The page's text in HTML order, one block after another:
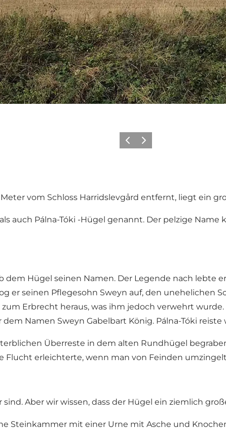
Vorherige Folie
Nächste Folie
vom Schloss Harridslevgård entfernt, liegt ein
auch Pálna-Tóki -Hügel genannt. Der pelzige
Hügel seinen Namen. Der Legende nach lebte
er seinen Pflegesohn Sweyn auf, den unehelichen
Erbrecht heraus, was ihm jedoch verwehrt
Namen Sweyn Gabelbart König. Pálna-Tóki
Überreste in dem alten Rundhügel
Flucht erleichterte, wenn man von Feinden
Aber wir wissen, dass der Hügel ein ziemlich
Steinkammer mit einer Urne mit Asche und